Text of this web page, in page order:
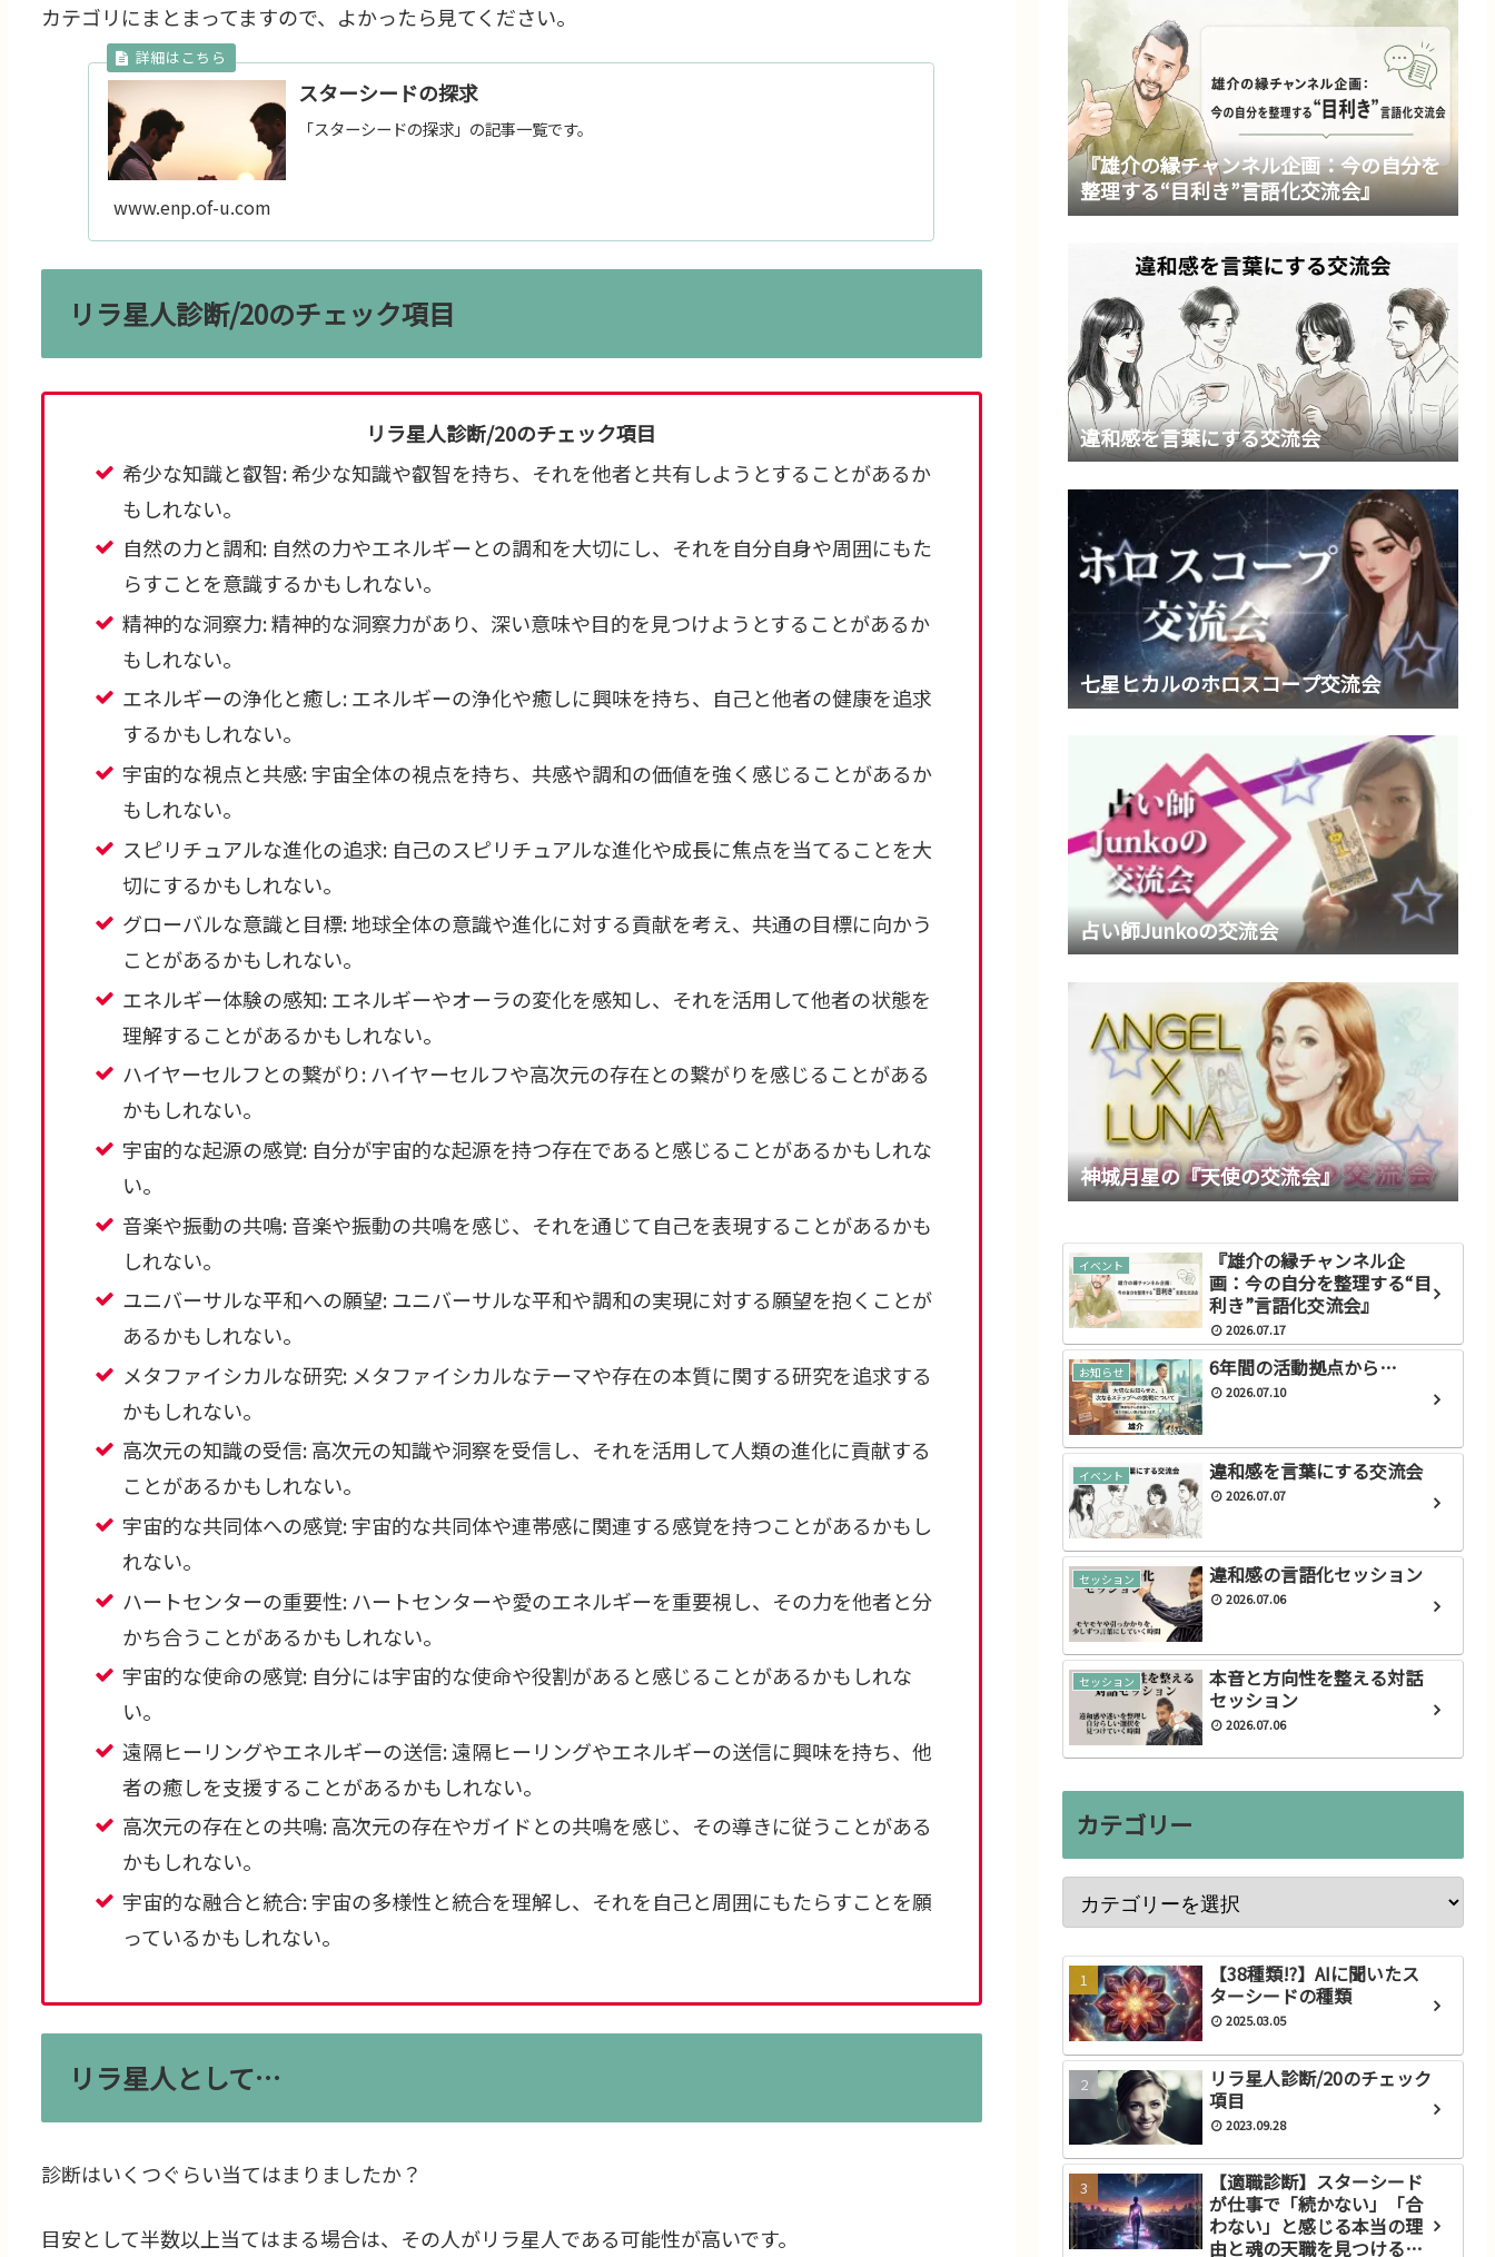
カテゴリにまとまってますので、よかったら見てください。
スターシードの探求
「スターシードの探求」の記事一覧です。
www.enp.of-u.com
リラ星人診断/20のチェック項目
リラ星人診断/20のチェック項目
希少な知識と叡智: 希少な知識や叡智を持ち、それを他者と共有しようとすることがあるか
もしれない。
自然の力と調和: 自然の力やエネルギーとの調和を大切にし、それを自分自身や周囲にもた
らすことを意識するかもしれない。
精神的な洞察力: 精神的な洞察力があり、深い意味や目的を見つけようとすることがあるか
もしれない。
エネルギーの浄化と癒し: エネルギーの浄化や癒しに興味を持ち、自己と他者の健康を追求
するかもしれない。
宇宙的な視点と共感: 宇宙全体の視点を持ち、共感や調和の価値を強く感じることがあるか
もしれない。
スピリチュアルな進化の追求: 自己のスピリチュアルな進化や成長に焦点を当てることを大
切にするかもしれない。
グローバルな意識と目標: 地球全体の意識や進化に対する貢献を考え、共通の目標に向かう
ことがあるかもしれない。
エネルギー体験の感知: エネルギーやオーラの変化を感知し、それを活用して他者の状態を
理解することがあるかもしれない。
ハイヤーセルフとの繋がり: ハイヤーセルフや高次元の存在との繋がりを感じることがある
かもしれない。
宇宙的な起源の感覚: 自分が宇宙的な起源を持つ存在であると感じることがあるかもしれな
い。
音楽や振動の共鳴: 音楽や振動の共鳴を感じ、それを通じて自己を表現することがあるかも
しれない。
ユニバーサルな平和への願望: ユニバーサルな平和や調和の実現に対する願望を抱くことが
あるかもしれない。
メタファイシカルな研究: メタファイシカルなテーマや存在の本質に関する研究を追求する
かもしれない。
高次元の知識の受信: 高次元の知識や洞察を受信し、それを活用して人類の進化に貢献する
ことがあるかもしれない。
宇宙的な共同体への感覚: 宇宙的な共同体や連帯感に関連する感覚を持つことがあるかもし
れない。
ハートセンターの重要性: ハートセンターや愛のエネルギーを重要視し、その力を他者と分
かち合うことがあるかもしれない。
宇宙的な使命の感覚: 自分には宇宙的な使命や役割があると感じることがあるかもしれな
い。
遠隔ヒーリングやエネルギーの送信: 遠隔ヒーリングやエネルギーの送信に興味を持ち、他
者の癒しを支援することがあるかもしれない。
高次元の存在との共鳴: 高次元の存在やガイドとの共鳴を感じ、その導きに従うことがある
かもしれない。
宇宙的な融合と統合: 宇宙の多様性と統合を理解し、それを自己と周囲にもたらすことを願
っているかもしれない。
リラ星人として…
診断はいくつぐらい当てはまりましたか？
目安として半数以上当てはまる場合は、その人がリラ星人である可能性が高いです。
『雄介の縁チャンネル企画：今の自分を
整理する“目利き”言語化交流会』
違和感を言葉にする交流会
七星ヒカルのホロスコープ交流会
占い師Junkoの交流会
神城月星の『天使の交流会』
イベント
『雄介の縁チャンネル企
画：今の自分を整理する“目
利き”言語化交流会』
2026.07.17
お知らせ 6年間の活動拠点から…
2026.07.10
イベント 違和感を言葉にする交流会
2026.07.07
セッション 違和感の言語化セッション
2026.07.06
セッション
本音と方向性を整える対話
セッション
2026.07.06
カテゴリー
【38種類!?】AIに聞いたス
ターシードの種類
2025.03.05
リラ星人診断/20のチェック
項目
2023.09.28
【適職診断】スターシード
が仕事で「続かない」「合
わない」と感じる本当の理
由と魂の天職を見つけるス